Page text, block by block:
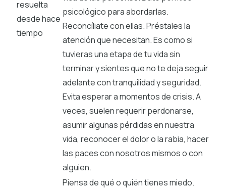
resuelta
desde hace
tiempo
psicológico para abordarlas.
Reconcíliate con ellas. Préstales la
atención que necesitan. Es como si
tuvieras una etapa de tu vida sin
terminar y sientes que no te deja seguir
adelante con tranquilidad y seguridad.
Evita esperar a momentos de crisis. A
veces, suelen requerir perdonarse,
asumir algunas pérdidas en nuestra
vida, reconocer el dolor o la rabia, hacer
las paces con nosotros mismos o con
alguien.
Piensa de qué o quién tienes miedo.